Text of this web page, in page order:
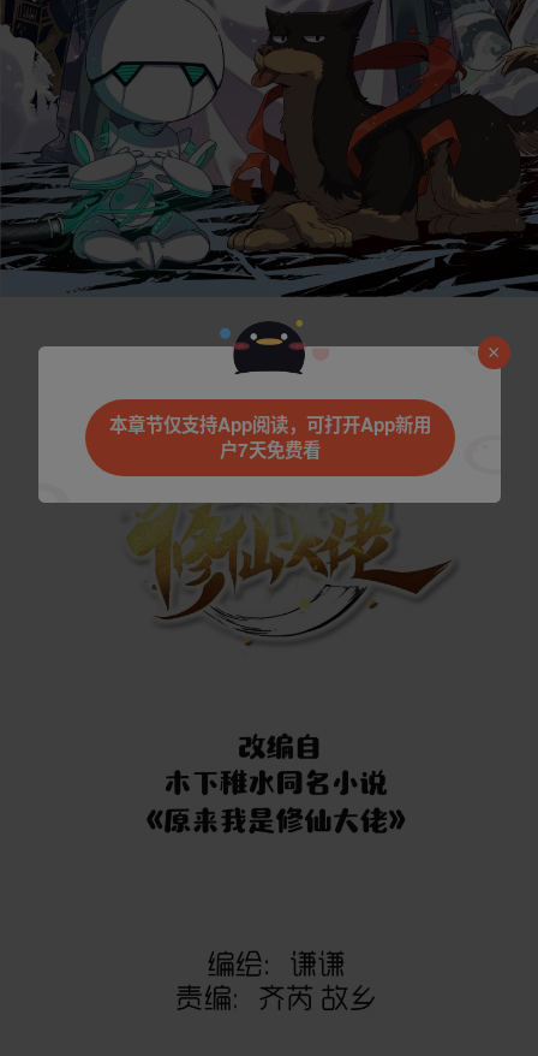
本章节仅支持App阅读，可打开App新用
户7天免费看